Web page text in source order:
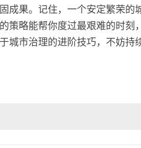
成果。记住，一个安定繁荣的
策略能帮你度过最艰难的时刻
城市治理的进阶技巧，不妨持